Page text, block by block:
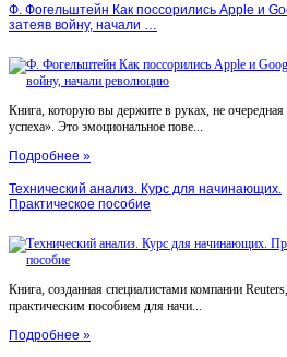
Ф. Фогельштейн Как поссорились Apple и
затеяв войну, начали …
Книга, которую вы держите в руках, не очередная
успеха». Это эмоциональное пове...
Подробнее »
Технический анализ. Курс для начинающих.
Практическое пособие
Книга, созданная специалистами компании
практическим пособием для начи...
Подробнее »